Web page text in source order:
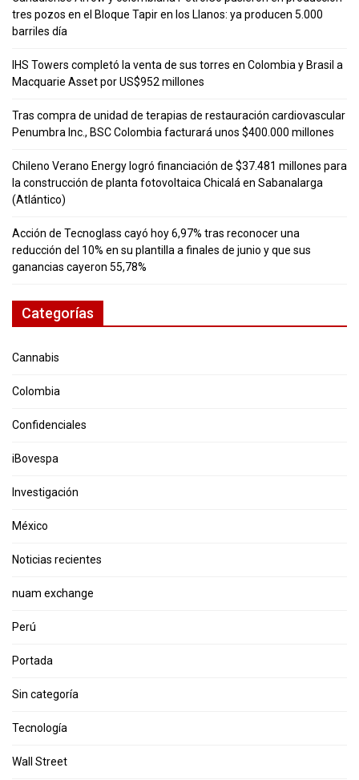
tres pozos en el Bloque Tapir en los Llanos: ya producen 5.000
barriles día
IHS Towers completó la venta de sus torres en Colombia y Brasil a
Macquarie Asset por US$952 millones
Tras compra de unidad de terapias de restauración cardiovascular
Penumbra Inc., BSC Colombia facturará unos $400.000 millones
Chileno Verano Energy logró financiación de $37.481 millones para
la construcción de planta fotovoltaica Chicalá en Sabanalarga
(Atlántico)
Acción de Tecnoglass cayó hoy 6,97% tras reconocer una
reducción del 10% en su plantilla a finales de junio y que sus
ganancias cayeron 55,78%
Categorías
Cannabis
Colombia
Confidenciales
iBovespa
Investigación
México
Noticias recientes
nuam exchange
Perú
Portada
Sin categoría
Tecnología
Wall Street